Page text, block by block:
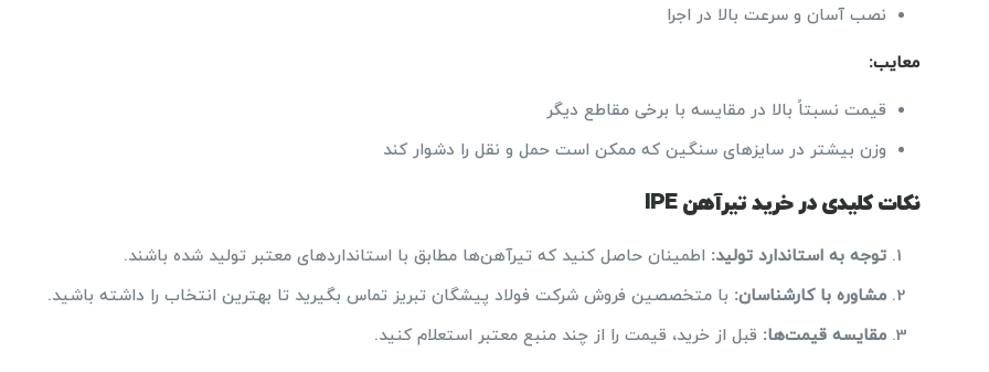
نصب آسان و سرعت بالا در اجرا
معایب:
قیمت نسبتاً بالا در مقایسه با برخی مقاطع دیگر
وزن بیشتر در سایزهای سنگین که ممکن است حمل و نقل را دشوار کند
نکات کلیدی در خرید تیرآهن IPE
توجه به استاندارد تولید: اطمینان حاصل کنید که تیرآهن‌ها مطابق با استانداردهای معتبر تولید شده باشند.
مشاوره با کارشناسان: با متخصصین فروش شرکت فولاد پیشگان تبریز تماس بگیرید تا بهترین انتخاب را داشته باشید.
مقایسه قیمت‌ها: قبل از خرید، قیمت را از چند منبع معتبر استعلام کنید.